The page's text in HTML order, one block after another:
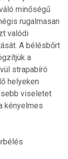
minőségű
rugalmasan
valódi
A bélésbőrt
a
strapabíró
helyeken
viseletet
kényelmes